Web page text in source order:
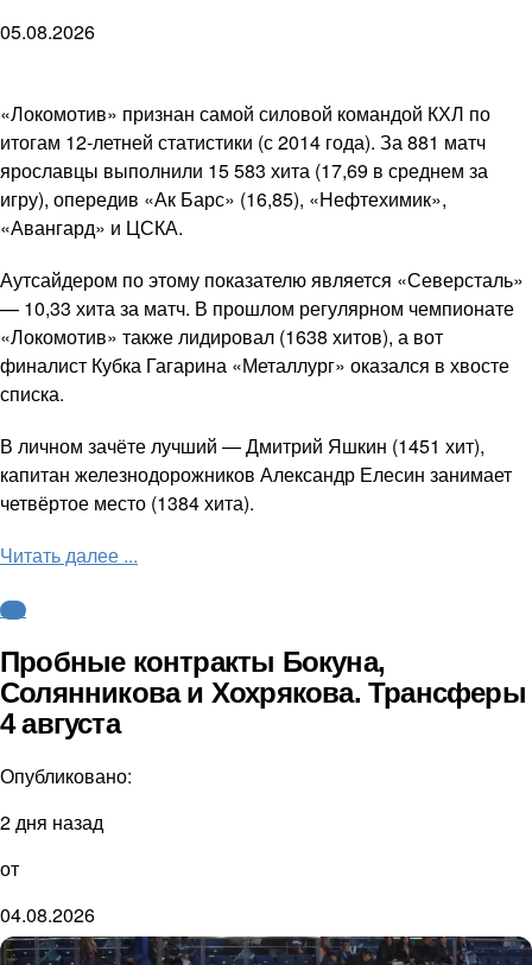
05.08.2026
«Локомотив» признан самой силовой командой КХЛ по
итогам 12-летней статистики (с 2014 года). За 881 матч
ярославцы выполнили 15 583 хита (17,69 в среднем за
игру), опередив «Ак Барс» (16,85), «Нефтехимик»,
«Авангард» и ЦСКА.
Аутсайдером по этому показателю является «Северсталь»
— 10,33 хита за матч. В прошлом регулярном чемпионате
«Локомотив» также лидировал (1638 хитов), а вот
финалист Кубка Гагарина «Металлург» оказался в хвосте
списка.
В личном зачёте лучший — Дмитрий Яшкин (1451 хит),
капитан железнодорожников Александр Елесин занимает
четвёртое место (1384 хита).
Читать далее ...
КХЛ
Пробные контракты Бокуна,
Солянникова и Хохрякова. Трансферы
4 августа
Опубликовано:
2 дня назад
от
04.08.2026